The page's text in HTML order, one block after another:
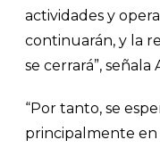
actividades y
continuarán, y la
se cerrará”, señala
“Por tanto, se
principalmente en